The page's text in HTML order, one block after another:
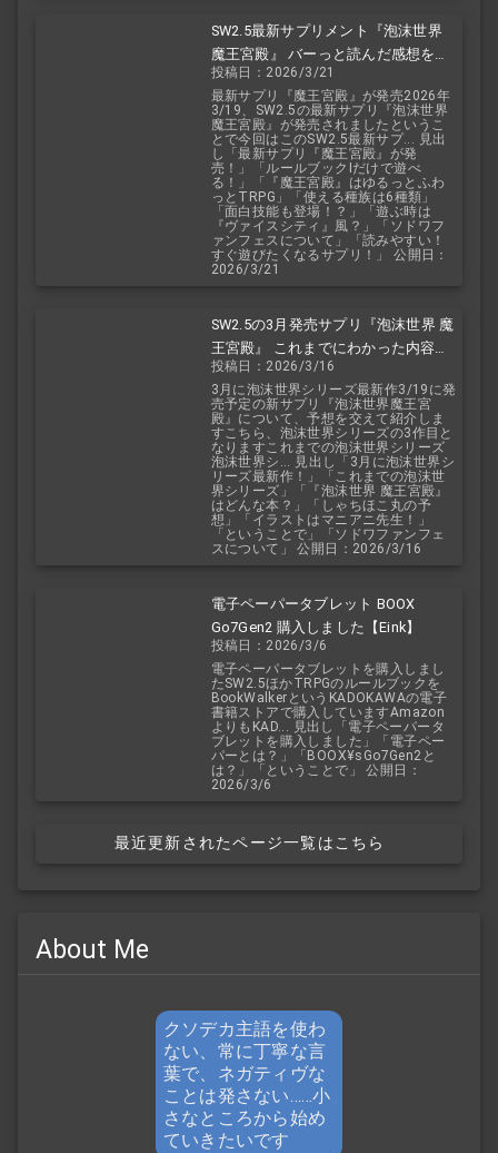
SW2.5最新サプリメント『泡沫世界
魔王宮殿』 バーっと読んだ感想を交
えて紹介します！！
投稿日：2026/3/21
最新サプリ『魔王宮殿』が発売2026年
3/19、SW2.5の最新サプリ『泡沫世界
魔王宮殿』が発売されましたというこ
とで今回はこのSW2.5最新サプ... 見出
し「最新サプリ『魔王宮殿』が発
売！」「ルールブックIだけで遊べ
る！」「『魔王宮殿』はゆるっとふわ
っとTRPG」「使える種族は6種類」
「面白技能も登場！？」「遊ぶ時は
『ヴァイスシティ』風？」「ソドワフ
ァンフェスについて」「読みやすい！
すぐ遊びたくなるサプリ！」 公開日：
2026/3/21
SW2.5の3月発売サプリ『泡沫世界 魔
王宮殿』 これまでにわかった内容を
予想を交えて紹介
投稿日：2026/3/16
3月に泡沫世界シリーズ最新作3/19に発
売予定の新サプリ『泡沫世界魔王宮
殿』について、予想を交えて紹介しま
すこちら、泡沫世界シリーズの3作目と
なりますこれまでの泡沫世界シリーズ
泡沫世界シ... 見出し「3月に泡沫世界シ
リーズ最新作！」「これまでの泡沫世
界シリーズ」「『泡沫世界 魔王宮殿』
はどんな本？」「しゃちほこ丸の予
想」「イラストはマニアニ先生！」
「ということで」「ソドワファンフェ
スについて」 公開日：2026/3/16
電子ペーパータブレット BOOX
Go7Gen2 購入しました【Eink】
投稿日：2026/3/6
電子ペーパータブレットを購入しまし
たSW2.5ほかTRPGのルールブックを
BookWalkerというKADOKAWAの電子
書籍ストアで購入していますAmazon
よりもKAD... 見出し「電子ペーパータ
ブレットを購入しました」「電子ペー
パーとは？」「BOOX¥sGo7Gen2と
は？」「ということで」 公開日：
2026/3/6
最近更新されたページ一覧はこちら
About Me
クソデカ主語を使わ
ない、常に丁寧な言
葉で、ネガティヴな
ことは発さない……小
さなところから始め
ていきたいです